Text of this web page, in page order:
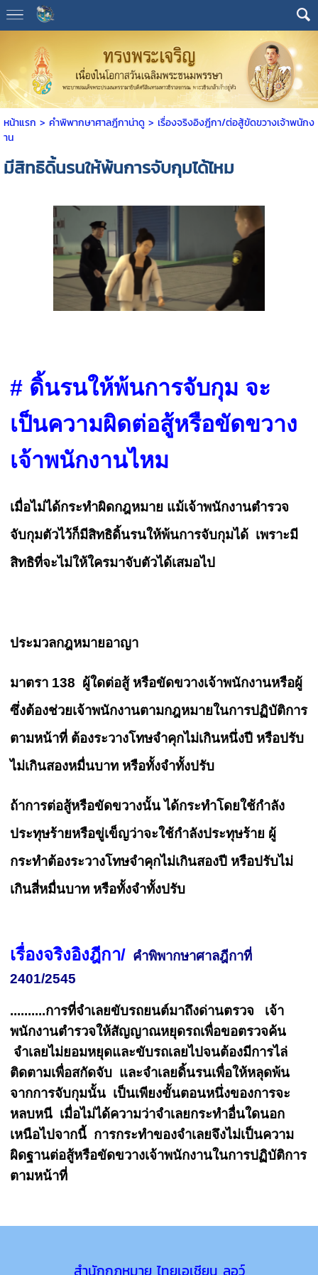
หน้าแรก > คำพิพากษาศาลฎีกาน่าดู > เรื่องจริงอิงฎีกา/ต่อสู้ขัดขวางเจ้าพนักง
าน
มีสิทธิดิ้นรนให้พ้นการจับกุมได้ไหม
# ดิ้นรนให้พ้นการจับกุม จะ
เป็นความผิดต่อสู้หรือขัดขวาง
เจ้าพนักงานไหม
เมื่อไม่ได้กระทำผิดกฎหมาย แม้เจ้าพนักงานตำรวจ
จับกุมตัวไว้ก็มีสิทธิดิ้นรนให้พ้นการจับกุมได้ เพราะมี
สิทธิที่จะไม่ให้ใครมาจับตัวได้เสมอไป
ประมวลกฎหมายอาญา
มาตรา 138 ผู้ใดต่อสู้ หรือขัดขวางเจ้าพนักงานหรือผู้
ซึ่งต้องช่วยเจ้าพนักงานตามกฎหมายในการปฏิบัติการ
ตามหน้าที่ ต้องระวางโทษจำคุกไม่เกินหนึ่งปี หรือปรับ
ไม่เกินสองหมื่นบาท หรือทั้งจำทั้งปรับ
ถ้าการต่อสู้หรือขัดขวางนั้น ได้กระทำโดยใช้กำลัง
ประทุษร้ายหรือขู่เข็ญว่าจะใช้กำลังประทุษร้าย ผู้
กระทำต้องระวางโทษจำคุกไม่เกินสองปี หรือปรับไม่
เกินสี่หมื่นบาท หรือทั้งจำทั้งปรับ
เรื่องจริงอิงฎีกา/ คำพิพากษาศาลฎีกาที่
2401/2545
..........การที่จำเลยขับรถยนต์มาถึงด่านตรวจ เจ้า
พนักงานตำรวจให้สัญญาณหยุดรถเพื่อขอตรวจค้น
จำเลยไม่ยอมหยุดและขับรถเลยไปจนต้องมีการไล่
ติดตามเพื่อสกัดจับ และจำเลยดิ้นรนเพื่อให้หลุดพ้น
จากการจับกุมนั้น เป็นเพียงขั้นตอนหนึ่งของการจะ
หลบหนี เมื่อไม่ได้ความว่าจำเลยกระทำอื่นใดนอก
เหนือไปจากนี้ การกระทำของจำเลยจึงไม่เป็นความ
ผิดฐานต่อสู้หรือขัดขวางเจ้าพนักงานในการปฏิบัติการ
ตามหน้าที่
สำนักกฎหมาย ไทยเอเชียน ลอว์